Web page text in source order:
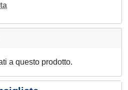
a questo prodotto.